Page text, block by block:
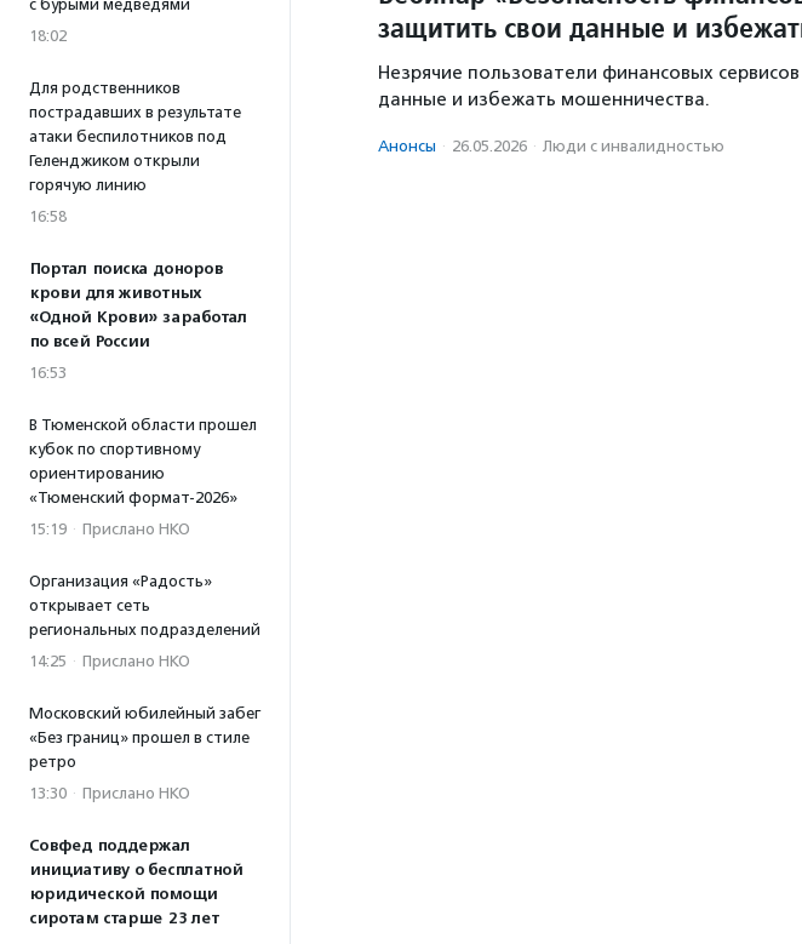
с бурыми медведями
18:02
Для родственников
пострадавших в результате
атаки беспилотников под
Геленджиком открыли
горячую линию
16:58
Портал поиска доноров
крови для животных
«Одной Крови» заработал
по всей России
16:53
В Тюменской области прошел
кубок по спортивному
ориентированию
«Тюменский формат-2026»
15:19 · Прислано НКО
Организация «Радость»
открывает сеть
региональных подразделений
14:25 · Прислано НКО
Московский юбилейный забег
«Без границ» прошел в стиле
ретро
13:30 · Прислано НКО
Совфед поддержал
инициативу о бесплатной
юридической помощи
сиротам старше 23 лет
защитить свои данные и
Незрячие пользователи финансовых
данные и избежать мошенничества.
Анонсы · 26.05.2026 · Люди с инвалидностью